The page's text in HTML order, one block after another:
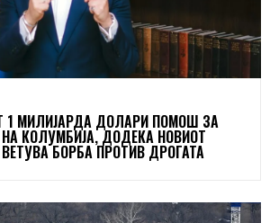
1 МИЛИЈАРДА ДОЛАРИ ПОМОШ ЗА
КОЛУМБИЈА, ДОДЕКА НОВИОТ
БОРБА ПРОТИВ ДРОГАТА